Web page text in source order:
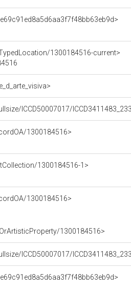
1300184516-current>
ICCD50007017/
1300184516>
1300184516-1>
1300184516>
1300184516>
ICCD50007017/